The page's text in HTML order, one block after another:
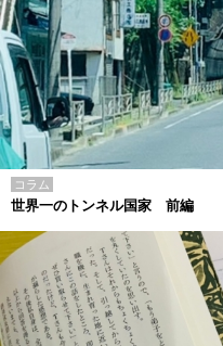
コラム
世界一のトンネル国家 前編